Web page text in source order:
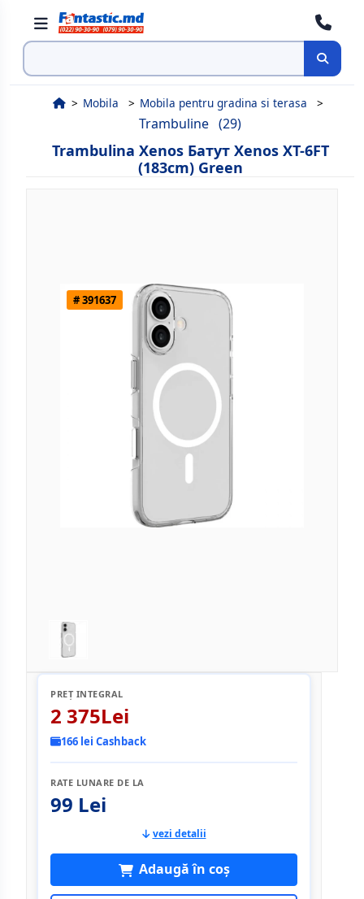
Cauta
Mobila Mobila pentru gradina si terasa
Trambuline (29)
Trambulina Xenos Батут Xenos XT-6FT
(183cm) Green
# 391637
PREȚ INTEGRAL
2 375Lei
166 lei Cashback
RATE LUNARE DE LA
99 Lei
vezi detalii
Adaugă în coș